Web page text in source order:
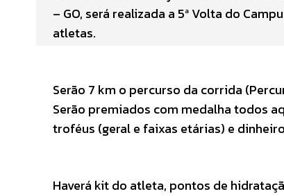
– GO, será realizada a 5ª Volta do
atletas.
Serão 7 km o percurso da corrida
Serão premiados com medalha todos
troféus (geral e faixas etárias) e
Haverá kit do atleta, pontos de